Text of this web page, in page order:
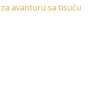
avanturu sa tisuću